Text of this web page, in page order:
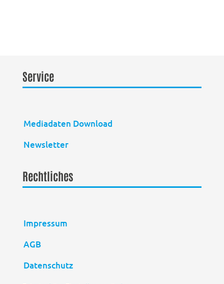
Service
Mediadaten Download
Newsletter
Rechtliches
Impressum
AGB
Datenschutz